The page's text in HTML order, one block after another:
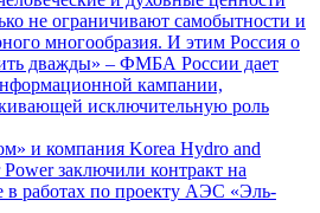
не ограничивают самобытности и
многообразия. И этим Россия о
дважды» – ФМБА России дает
кампании,
исключительную роль
и компания Korea Hydro and
заключили контракт на
в работах по проекту АЭС «Эль-